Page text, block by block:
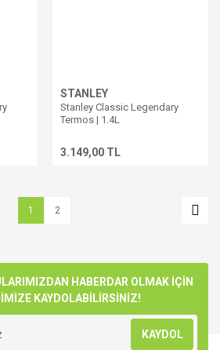
STANLEY
Stanley Classic Legendary
Termos | 1.4L
3.149,00 TL
1 2
HABERDAR OLMAK İÇİN
KAYDOLABİLİRSİNİZ!
KAYDOL